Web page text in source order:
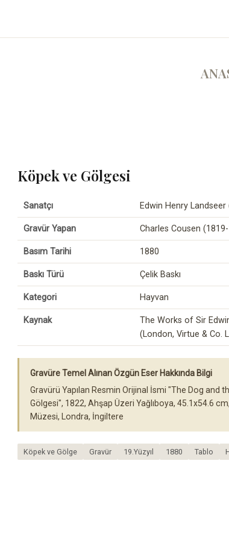
Köpek ve Gölgesi
Sanatçı Edwin Henry
Gravür Yapan Charles Cousen
Basım Tarihi 1880
Baskı Türü Çelik Baskı
Kategori Hayvan
Kaynak
The Works of Sir
(London, Virtue & Co.
Gravüre Temel Alınan Özgün Eser Hakkında Bilgi
Gravürü Yapılan Resmin Orijinal İsmi "The Dog and
Gölgesi", 1822, Ahşap Üzeri Yağlıboya, 45.1x54.6
Müzesi, Londra, İngiltere
Köpek ve Gölge Gravür 19.Yüzyıl 1880 Tablo